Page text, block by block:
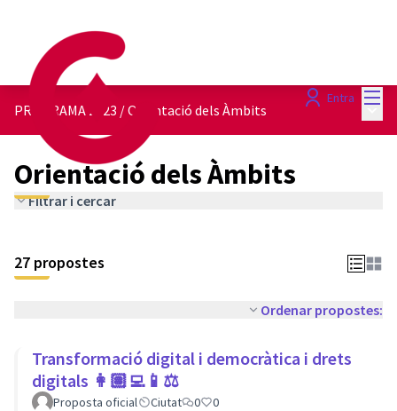
Entra
PROGRAMA 2023 /Orientació dels Àmbits
Orientació dels Àmbits
Filtrar i cercar
27 propostes
Ordenar propostes:
Transformació digital i democràtica i drets
digitals 👩🏽‍💻📱⚖
Proposta oficial Ciutat 0 0